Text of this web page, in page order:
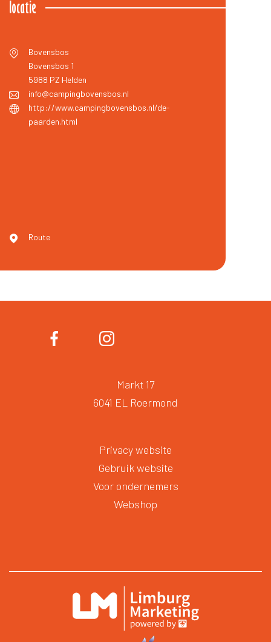
locatie
Bovensbos
Bovensbos 1
5988 PZ Helden
info@campingbovensbos.nl
http://www.campingbovensbos.nl/de-
paarden.html
Route
Markt 17
6041 EL Roermond
Privacy website
Gebruik website
Voor ondernemers
Webshop